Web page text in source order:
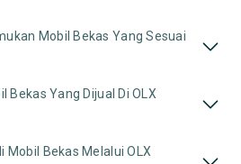
Mobil Bekas Yang Sesuai
Bekas Yang Dijual Di OLX
Bekas Melalui OLX